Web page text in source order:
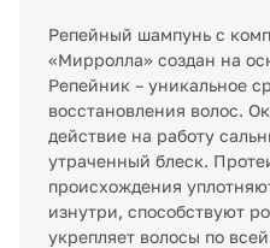
Репейный шампунь с
«Мирролла» создан на
Репейник – уникальное
восстановления волос.
действие на работу
утраченный блеск.
происхождения
изнутри, способствуют
укрепляет волосы по